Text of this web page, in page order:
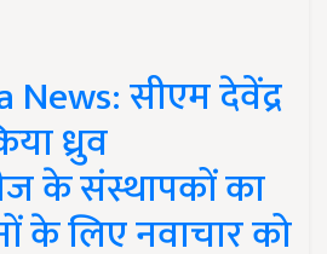
सीएम देवेंद्र
ध्रुव
के संस्थापकों का
के लिए नवाचार को